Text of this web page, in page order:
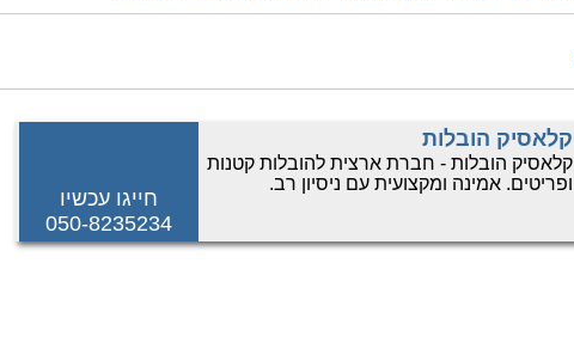
קלאסיק הובלות
קלאסיק הובלות - חברת ארצית להובלות קטנות
ופריטים. אמינה ומקצועית עם ניסיון רב.
חייגו עכשיו
050-8235234